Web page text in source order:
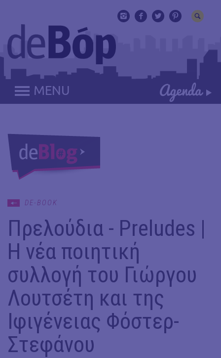
MENU
DE-BOOK
Πρελούδια - Preludes |
Η νέα ποιητική
συλλογή του Γιώργου
Λουτσέτη και της
Ιφιγένειας Φόστερ-
Στεφάνου